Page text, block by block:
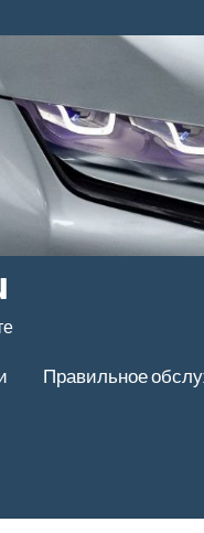
Правильное